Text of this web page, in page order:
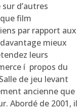
d’autres
film
par rapport aux
mieux
leurs
í propos du
de jeu levant
ancienne que
Abordé de 2001, il